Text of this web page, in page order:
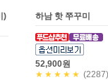
[문꼼꼼]제주흑돼
★8/9 일요일까지만!
할인! 공구한정판매!
35,600원